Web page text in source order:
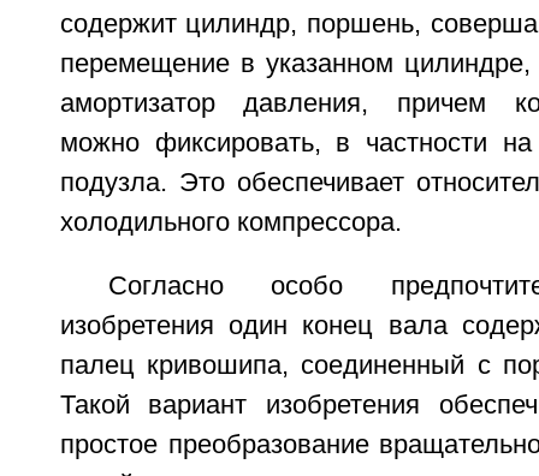
содержит цилиндр, поршень,
перемещение в указанном
амортизатор давления, причем
можно фиксировать, в частности
подузла. Это обеспечивает
холодильного компрессора.
Согласно особо
изобретения один конец вала
палец кривошипа, соединенный с
Такой вариант изобретения
простое преобразование